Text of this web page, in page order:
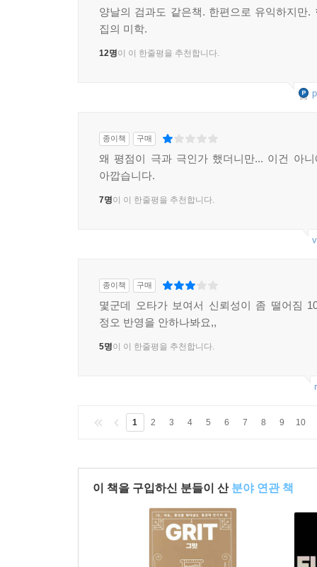
양날의 검과도 같은책. 한편으로 유익하지만.
집의 미학.
12명이 이 한줄평을 추천합니다.
종이책 구매
왜 평점이 극과 극인가 했더니만... 이건 아
아깝습니다.
7명이 이 한줄평을 추천합니다.
종이책 구매
몇군데 오타가 보여서 신뢰성이 좀 떨어짐
정오 반영을 안하나봐요,,
5명이 이 한줄평을 추천합니다.
1 2 3 4 5 6 7 8 9 10
이 책을 구입하신 분들이 산 분야 연관 책